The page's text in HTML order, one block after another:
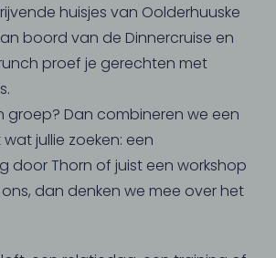
huisjes van Oolderhuuske
boord van de Dinnercruise en
proef je gerechten met
groep? Dan combineren we een
jullie zoeken: een
door Thorn of juist een workshop
dan denken we mee over het